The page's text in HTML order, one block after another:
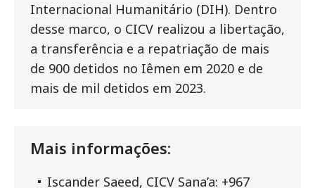
Internacional Humanitário (DIH). Dentro
desse marco, o CICV realizou a libertação,
a transferência e a repatriação de mais
de 900 detidos no Iêmen em 2020 e de
mais de mil detidos em 2023.
Mais informações:
Iscander Saeed, CICV Sana’a: +967